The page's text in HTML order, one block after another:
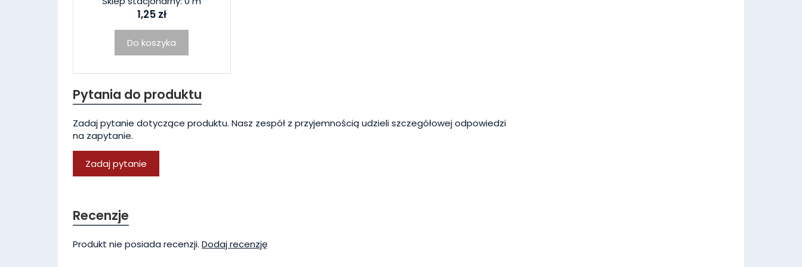
1,25 zł
Do koszyka
Pytania do produktu
Zadaj pytanie dotyczące produktu. Nasz zespół z przyjemnością udzieli szczegółowej odpowiedzi
na zapytanie.
Zadaj pytanie
Recenzje
Produkt nie posiada recenzji. Dodaj recenzję